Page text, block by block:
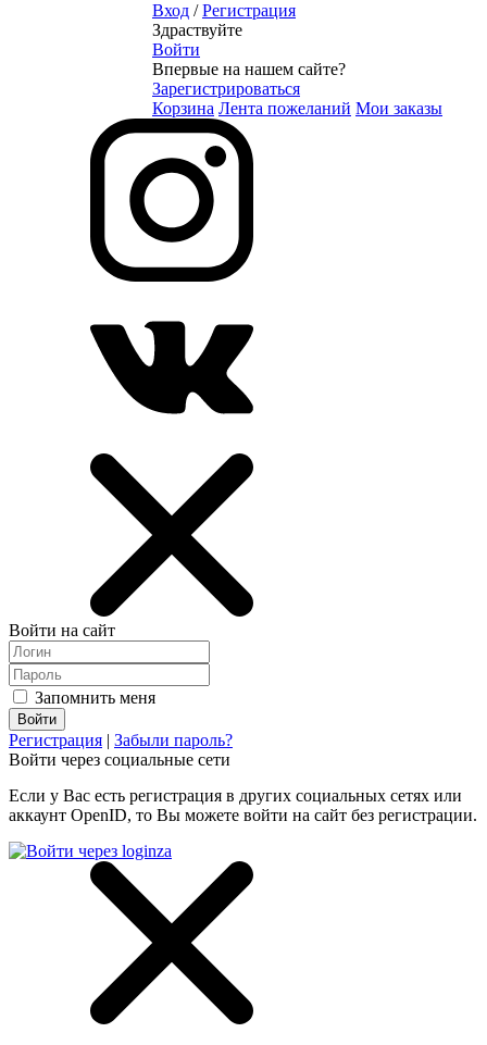
Вход /Регистрация
Здраствуйте
Войти
Впервые на нашем сайте?
Зарегистрироваться
Корзина Лента пожеланий Мои заказы
Войти на сайт
Запомнить меня
Регистрация | Забыли пароль?
Войти через социальные сети
Если у Вас есть регистрация в других социальных сетях или
аккаунт OpenID, то Вы можете войти на сайт без регистрации.